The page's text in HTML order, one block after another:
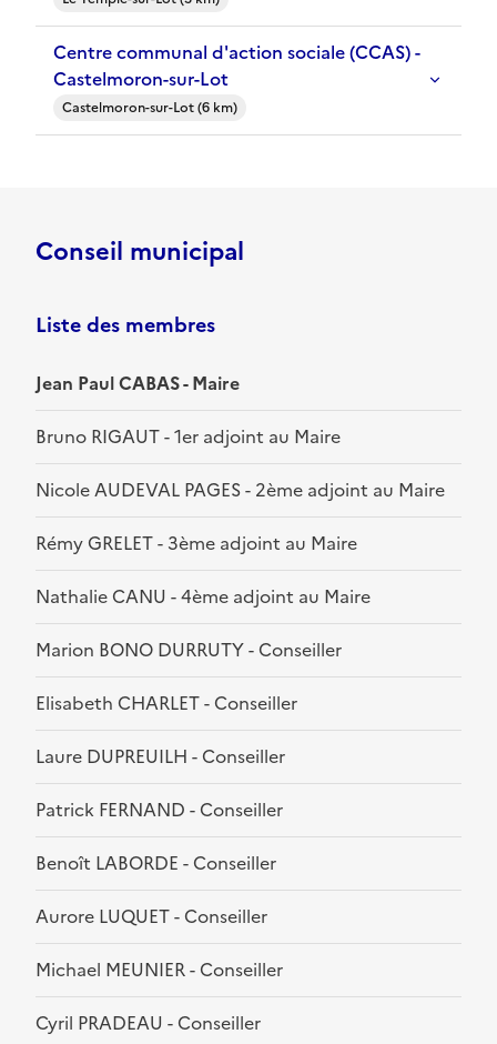
Centre communal d'action sociale (CCAS) -
Castelmoron-sur-Lot
Castelmoron-sur-Lot (6 km)
Conseil municipal
Liste des membres
Jean Paul CABAS - Maire
Bruno RIGAUT - 1er adjoint au Maire
Nicole AUDEVAL PAGES - 2ème adjoint au Maire
Rémy GRELET - 3ème adjoint au Maire
Nathalie CANU - 4ème adjoint au Maire
Marion BONO DURRUTY - Conseiller
Elisabeth CHARLET - Conseiller
Laure DUPREUILH - Conseiller
Patrick FERNAND - Conseiller
Benoît LABORDE - Conseiller
Aurore LUQUET - Conseiller
Michael MEUNIER - Conseiller
Cyril PRADEAU - Conseiller